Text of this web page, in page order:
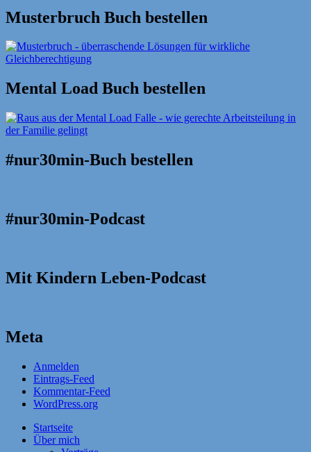
Musterbruch Buch bestellen
Mental Load Buch bestellen
#nur30min-Buch bestellen
#nur30min-Podcast
Mit Kindern Leben-Podcast
Meta
Anmelden
Eintrags-Feed
Kommentar-Feed
WordPress.org
Startseite
Über mich